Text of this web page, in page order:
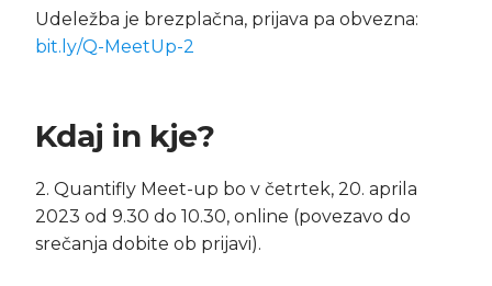
Udeležba je brezplačna, prijava pa obvezna:
bit.ly/Q-MeetUp-2
Kdaj in kje?
2. Quantifly Meet-up bo v četrtek, 20. aprila
2023 od 9.30 do 10.30, online (povezavo do
srečanja dobite ob prijavi).